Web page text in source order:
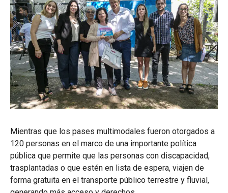
Mientras que los pases multimodales fueron otorgados a
120 personas en el marco de una importante política
pública que permite que las personas con discapacidad,
trasplantadas o que estén en lista de espera, viajen de
forma gratuita en el transporte público terrestre y fluvial,